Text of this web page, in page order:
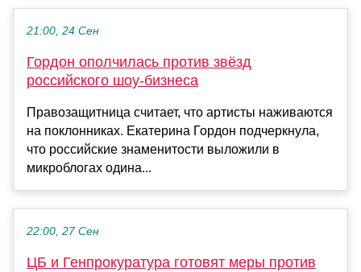
21:00, 24 Сен
Гордон ополчилась против звёзд
российского шоу-бизнеса
Правозащитница считает, что артисты наживаются
на поклонниках. Екатерина Гордон подчеркнула,
что российские знаменитости выложили в
микроблогах одина...
22:00, 27 Сен
ЦБ и Генпрокуратура готовят меры против